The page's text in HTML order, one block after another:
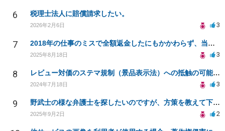
6 税理士法人に賠償請求したい。
2026年2月6日 3
7 2018年の仕事のミスで全額返金したにもかかわらず、当時の取引先から執拗に対応を求められる
2025年8月18日 3
8 レビュー対価のステマ規制（景品表示法）への抵触の可能性について
2024年7月18日 3
9 野武士の様な弁護士を探したいのですが、方策を教えて下さい。
2025年9月2日 2